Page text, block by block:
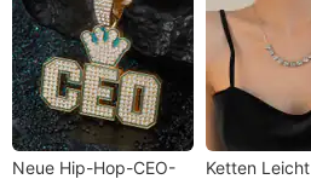
Neue Hip-Hop-CEO-
Ketten Leicht